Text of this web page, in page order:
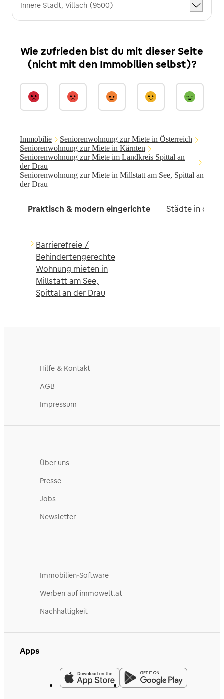
Innere Stadt, Villach (9500)
Wie zufrieden bist du mit dieser Seite
(nicht mit den Immobilien selbst)?
Immobilie
Seniorenwohnung zur Miete in Österreich
Seniorenwohnung zur Miete in Kärnten
Seniorenwohnung zur Miete im Landkreis Spittal an
der Drau
Seniorenwohnung zur Miete in Millstatt am See, Spittal an
der Drau
Praktisch & modern eingerichte Städte in der
Barrierefreie /
Behindertengerechte
Wohnung mieten in
Millstatt am See,
Spittal an der Drau
Hilfe & Kontakt
AGB
Impressum
Über uns
Presse
Jobs
Newsletter
Immobilien-Software
Werben auf immowelt.at
Nachhaltigkeit
Apps